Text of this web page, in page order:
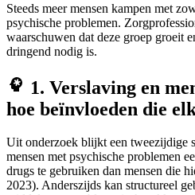
Steeds meer mensen kampen met
psychische problemen.
waarschuwen dat deze groep groeit
dringend nodig is.
1. Verslaving en
hoe beïnvloeden die
Uit onderzoek blijkt een tweezijdige
mensen met psychische problemen
drugs te gebruiken dan mensen die
2023). Anderszijds kan structureel